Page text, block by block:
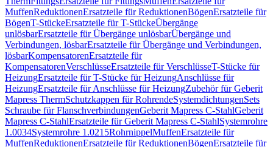
MuffenReduktionenErsatzteile für ReduktionenBögenErsatzteile für
BögenT-StückeErsatzteile für T-StückeÜbergänge
unlösbarErsatzteile für Übergänge unlösbarÜbergänge und
Verbindungen, lösbarErsatzteile für Übergänge und Verbindungen,
lösbarKompensatorenErsatzteile für
KompensatorenVerschlüsseErsatzteile für VerschlüsseT-Stücke für
HeizungErsatzteile für T-Stücke für HeizungAnschlüsse für
HeizungErsatzteile für Anschlüsse für HeizungZubehör für Geberit
Mapress ThermSchutzkappen für RohrendeSystemdichtungenSets
Schraube für FlanschverbindungenGeberit Mapress C-StahlGeberit
Mapress C-StahlErsatzteile für Geberit Mapress C-StahlSystemrohre
1.0034Systemrohre 1.0215RohrnippelMuffenErsatzteile für
MuffenReduktionenErsatzteile für ReduktionenBögenErsatzteile für